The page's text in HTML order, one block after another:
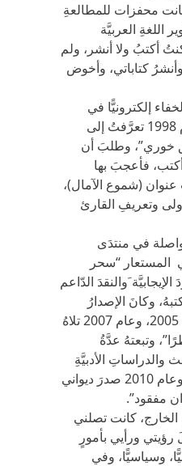
محفزات للمطالعةِ
اللغةِ العربيَّة
أكتبُ ولا أنشر، ولم
كتاباتي، وأخوض
إلكترونيًّا في
أواخر التسعينيَّات، وعام 1998 تعرَّفتُ إلى
خوري”، وطلبَ أن
فأعجبَ بها
(شموع الآمال)،
وتعريفِ القارئ
في منتدَى
المستعار “سحر
َوالنقدَ الدّاعم
وكانَ الإصدارُ
“بسمة لوزيَّة توهَّج” عام 2005، وعام 2007 تلاهُ
وتبعتهُ عدَّةُ
الأدبيَّةِ
ودواوين شعريَّة أخرى، وعام 2010 صدرَ ديواني
مفقود”.
كانت تصلني
ورأيي بأمورٍ
وسياسيًّا، وفي